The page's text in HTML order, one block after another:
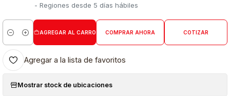
- Regiones desde 5 días hábiles
Cantidad
AGREGAR AL CARRO COMPRAR AHORA COTIZAR
Agregar a la lista de favoritos
Mostrar stock de ubicaciones